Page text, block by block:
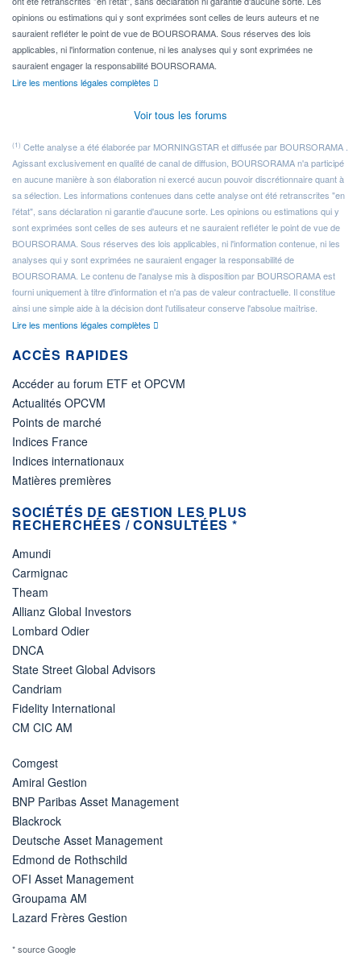
opinions ou estimations qui y sont exprimées sont celles de leurs auteurs et ne
sauraient refléter le point de vue de BOURSORAMA. Sous réserves des lois
applicables, ni l'information contenue, ni les analyses qui y sont exprimées ne
sauraient engager la responsabilité BOURSORAMA.
Lire les mentions légales complètes
Voir tous les forums
(1) Cette analyse a été élaborée par MORNINGSTAR et diffusée par BOURSORAMA .
Agissant exclusivement en qualité de canal de diffusion, BOURSORAMA n'a participé
en aucune manière à son élaboration ni exercé aucun pouvoir discrétionnaire quant à
sa sélection. Les informations contenues dans cette analyse ont été retranscrites "en
l'état", sans déclaration ni garantie d'aucune sorte. Les opinions ou estimations qui y
sont exprimées sont celles de ses auteurs et ne sauraient refléter le point de vue de
BOURSORAMA. Sous réserves des lois applicables, ni l'information contenue, ni les
analyses qui y sont exprimées ne sauraient engager la responsabilité de
BOURSORAMA. Le contenu de l'analyse mis à disposition par BOURSORAMA est
fourni uniquement à titre d'information et n'a pas de valeur contractuelle. Il constitue
ainsi une simple aide à la décision dont l'utilisateur conserve l'absolue maîtrise.
Lire les mentions légales complètes
ACCÈS RAPIDES
Accéder au forum ETF et OPCVM
Actualités OPCVM
Points de marché
Indices France
Indices internationaux
Matières premières
SOCIÉTÉS DE GESTION LES PLUS
RECHERCHÉES / CONSULTÉES *
Amundi
Carmignac
Theam
Allianz Global Investors
Lombard Odier
DNCA
State Street Global Advisors
Candriam
Fidelity International
CM CIC AM
Comgest
Amiral Gestion
BNP Paribas Asset Management
Blackrock
Deutsche Asset Management
Edmond de Rothschild
OFI Asset Management
Groupama AM
Lazard Frères Gestion
* source Google